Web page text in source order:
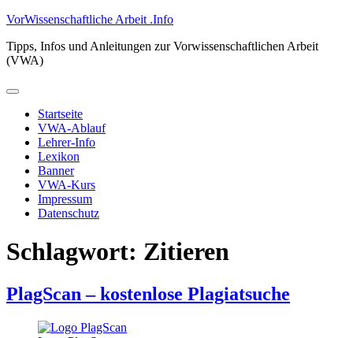
Zum
springen
VorWissenschaftliche Arbeit .Info
Tipps, Infos und Anleitungen zur Vorwissenschaftlichen Arbeit
(VWA)
Primäres
Startseite
VWA-Ablauf
Lehrer-Info
Lexikon
Banner
VWA-Kurs
Impressum
Datenschutz
Schlagwort: Zitieren
PlagScan – kostenlose Plagiatsuche